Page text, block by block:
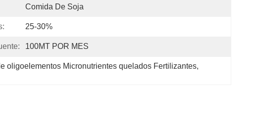
Comida De Soja
25-30%
100MT POR MES
oligoelementos Micronutrientes quelados Fertilizantes,